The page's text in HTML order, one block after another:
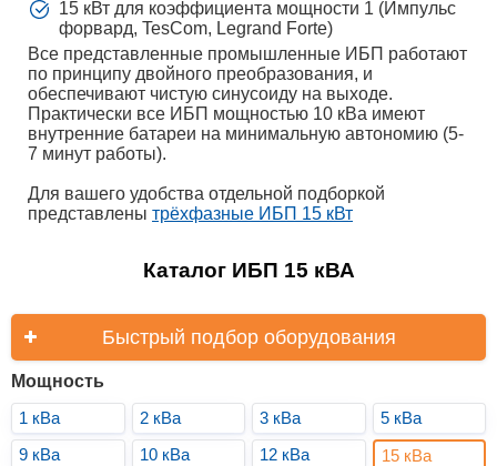
15 кВт для коэффициента мощности 1 (Импульс
форвард, TesCom, Legrand Forte)
Все представленные промышленные ИБП работают
по принципу двойного преобразования, и
обеспечивают чистую синусоиду на выходе.
Практически все ИБП мощностью 10 кВа имеют
внутренние батареи на минимальную автономию (5-
7 минут работы).
Для вашего удобства отдельной подборкой
представлены трёхфазные ИБП 15 кВт
Каталог ИБП 15 кВА
Быстрый подбор оборудования
Мощность
1 кВа
2 кВа 3 кВа
5 кВа
9 кВа
10 кВа 12 кВа 15 кВа